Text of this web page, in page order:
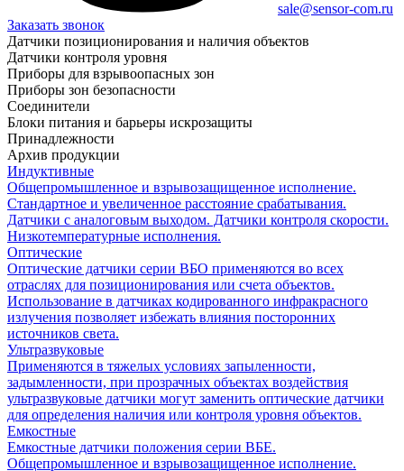
sale@sensor-com.ru
Заказать звонок
Датчики позиционирования и наличия объектов
Датчики контроля уровня
Приборы для взрывоопасных зон
Приборы зон безопасности
Соединители
Блоки питания и барьеры искрозащиты
Принадлежности
Архив продукции
Индуктивные
Общепромышленное и взрывозащищенное исполнение.
Стандартное и увеличенное расстояние срабатывания.
Датчики с аналоговым выходом. Датчики контроля скорости.
Низкотемпературные исполнения.
Оптические
Оптические датчики серии ВБО применяются во всех
отраслях для позиционирования или счета объектов.
Использование в датчиках кодированного инфракрасного
излучения позволяет избежать влияния посторонних
источников света.
Ультразвуковые
Применяются в тяжелых условиях запыленности,
задымленности, при прозрачных объектах воздействия
ультразвуковые датчики могут заменить оптические датчики
для определения наличия или контроля уровня объектов.
Емкостные
Емкостные датчики положения серии ВБЕ.
Общепромышленное и взрывозащищенное исполнение.